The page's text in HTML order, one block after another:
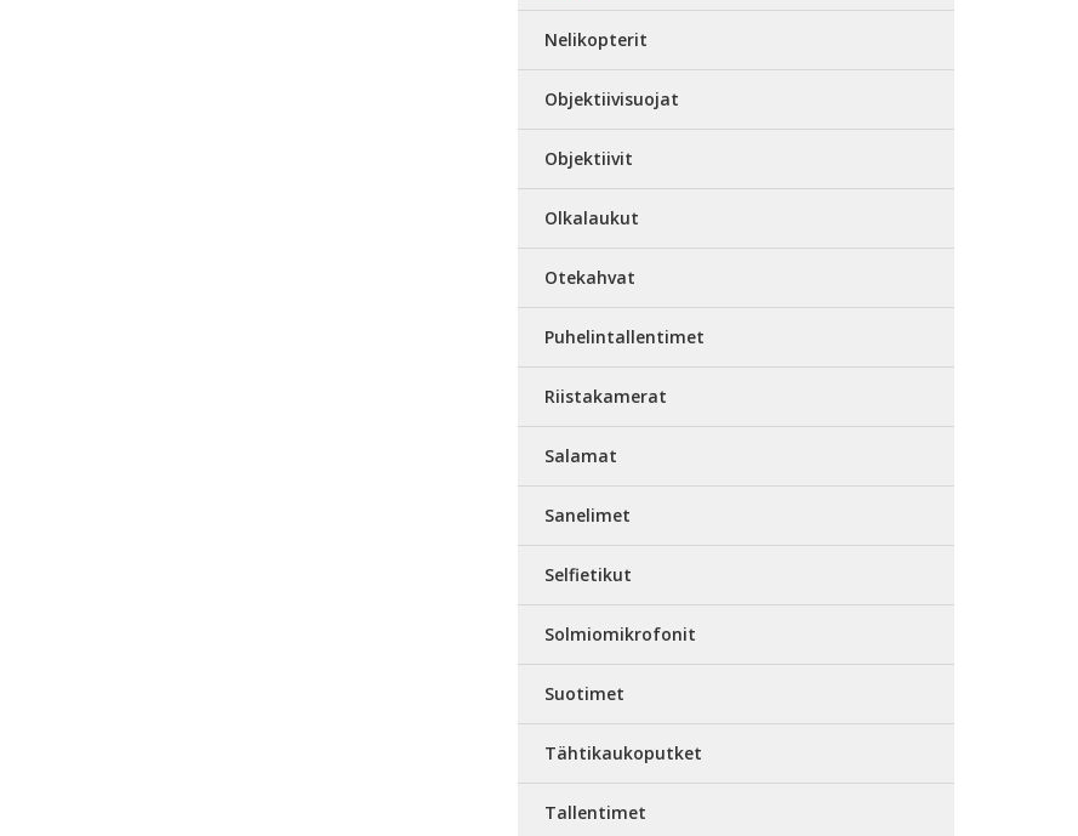
Nelikopterit
Objektiivisuojat
Objektiivit
Olkalaukut
Otekahvat
Puhelintallentimet
Riistakamerat
Salamat
Sanelimet
Selfietikut
Solmiomikrofonit
Suotimet
Tähtikaukoputket
Tallentimet